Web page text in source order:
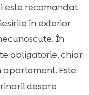
este recomandat
în exterior
În
obligatorie, chiar
Este
despre